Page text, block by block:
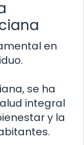
en
se ha
integral
y la